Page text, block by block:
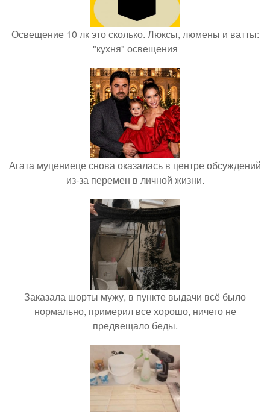
Освещение 10 лк это сколько. Люксы, люмены и ватты:
"кухня" освещения
Агата муцениеце снова оказалась в центре обсуждений
из-за перемен в личной жизни.
Заказала шорты мужу, в пункте выдачи всё было
нормально, примерил все хорошо, ничего не
предвещало беды.